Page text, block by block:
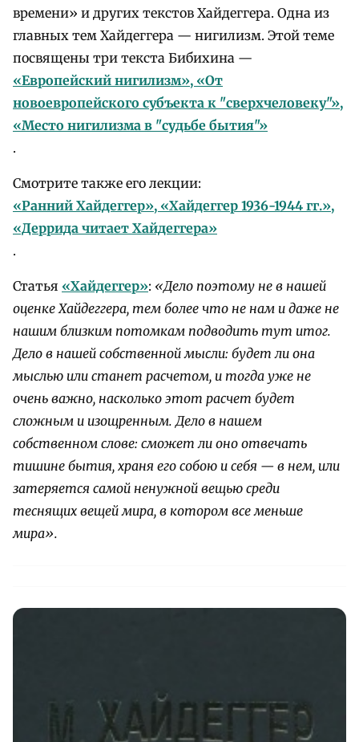
времени» и других текстов Хайдеггера. Одна из
главных тем Хайдеггера — нигилизм. Этой теме
посвящены три текста Бибихина —
«Европейский нигилизм», «От
новоевропейского субъекта к "сверхчеловеку"»,
«Место нигилизма в "судьбе бытия"»
.
Смотрите также его лекции:
«Ранний Хайдеггер», «Хайдеггер 1936-1944 гг.»,
«Деррида читает Хайдеггера»
.
Статья «Хайдеггер»: «Дело поэтому не в нашей
оценке Хайдеггера, тем более что не нам и даже не
нашим близким потомкам подводить тут итог.
Дело в нашей собственной мысли: будет ли она
мыслью или станет расчетом, и тогда уже не
очень важно, насколько этот расчет будет
сложным и изощренным. Дело в нашем
собственном слове: сможет ли оно отвечать
тишине бытия, храня его собою и себя — в нем, или
затеряется самой ненужной вещью среди
теснящих вещей мира, в котором все меньше
мира».